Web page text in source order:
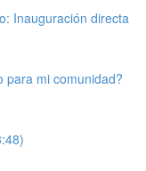
Inauguración directa
para mi comunidad?